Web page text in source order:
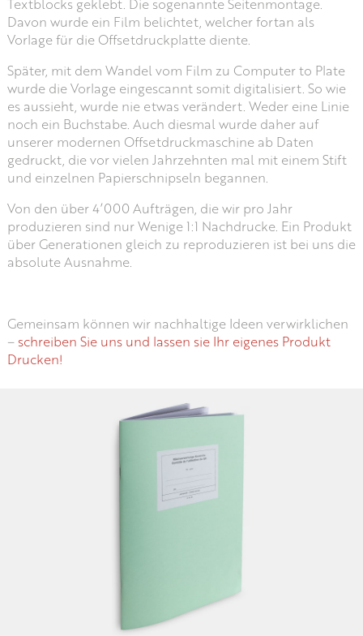
Textblocks geklebt. Die sogenannte Seitenmontage.
Davon wurde ein Film belichtet, welcher fortan als
Vorlage für die Offsetdruckplatte diente.
Später, mit dem Wandel vom Film zu Computer to Plate
wurde die Vorlage eingescannt somit digitalisiert. So wie
es aussieht, wurde nie etwas verändert. Weder eine Linie
noch ein Buchstabe. Auch diesmal wurde daher auf
unserer modernen Offsetdruckmaschine ab Daten
gedruckt, die vor vielen Jahrzehnten mal mit einem Stift
und einzelnen Papierschnipseln begannen.
Von den über 4’000 Aufträgen, die wir pro Jahr
produzieren sind nur Wenige 1:1 Nachdrucke. Ein Produkt
über Generationen gleich zu reproduzieren ist bei uns die
absolute Ausnahme.
Gemeinsam können wir nachhaltige Ideen verwirklichen
– schreiben Sie uns und lassen sie Ihr eigenes Produkt
Drucken!